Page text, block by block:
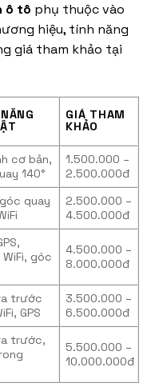
ô tô phụ thuộc vào
hiệu, tính năng
giá tham khảo tại
GIÁ THAM
KHẢO
cơ bản,
140°
1.500.000 –
2.500.000đ
quay
2.500.000 –
4.500.000đ
WiFi, góc
4.500.000 –
8.000.000đ
trước
GPS
3.500.000 –
6.500.000đ
trước,
5.500.000 –
10.000.000đ